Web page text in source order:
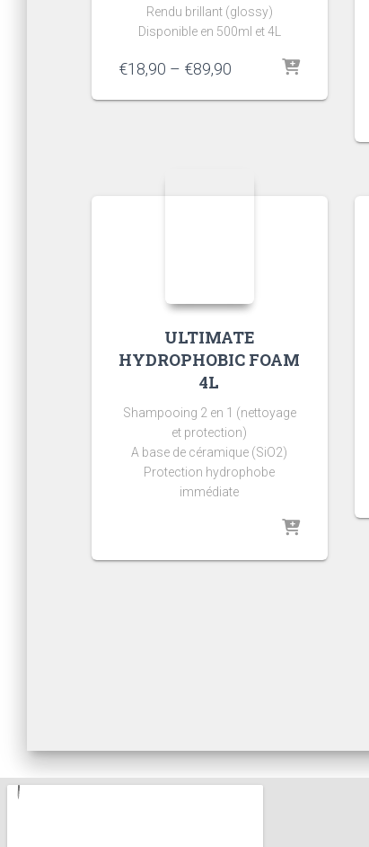
Rendu brillant (glossy)
Disponible en 500ml et 4L
€18,90 – €89,90
ULTIMATE
HYDROPHOBIC FOAM
4L
Shampooing 2 en 1 (nettoyage
et protection)
A base de céramique (SiO2)
Protection hydrophobe
immédiate